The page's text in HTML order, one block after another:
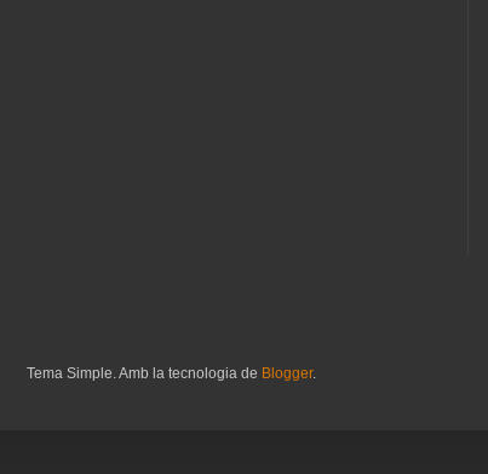
Tema Simple. Amb la tecnologia de Blogger.